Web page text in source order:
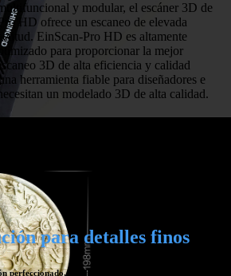
y modular, el escáner 3D de
HD ofrece un escaneo de elevada
EinScan-Pro HD es altamente
para proporcionar la mejor
3D de alta eficiencia y calidad
herramienta fiable para diseñadores e
un modelado 3D de alta calidad.
para detalles finos
perfeccionado, el patrón de líneas ahora se puede usar